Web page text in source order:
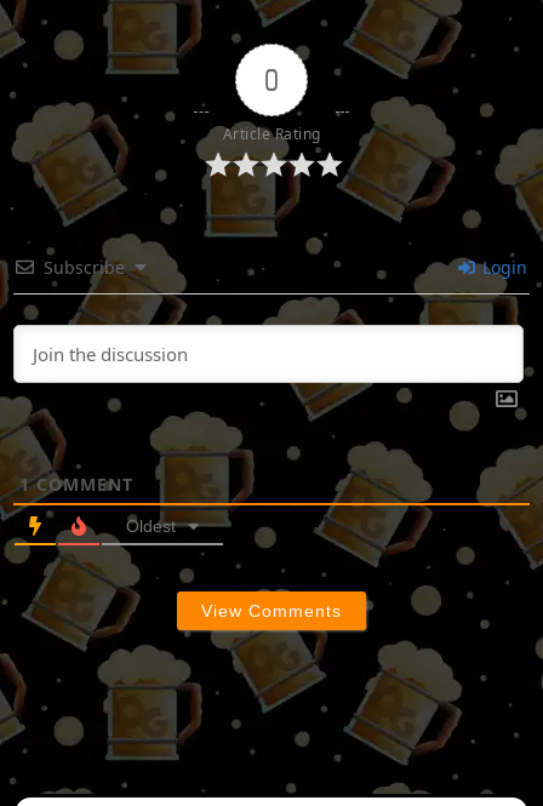
0
Article Rating
Subscribe Login
1COMMENT
Oldest
View Comments